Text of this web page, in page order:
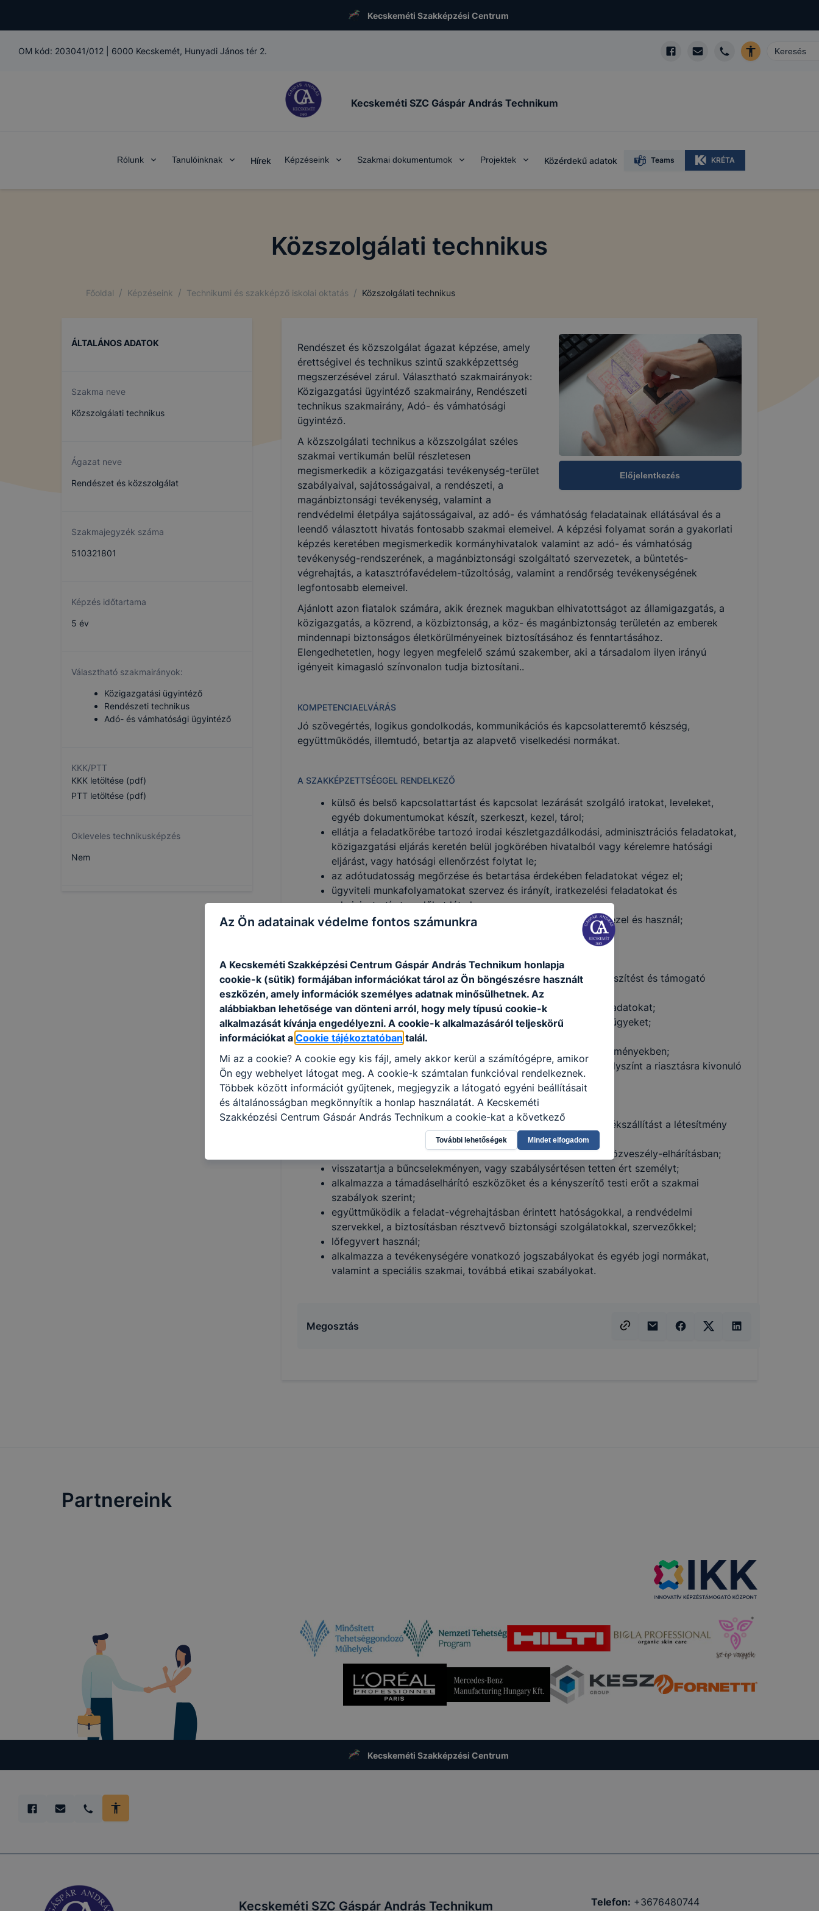
Kecskeméti Szakképzési Centrum
OM kód: 203041/012 6000 Kecskemét, Hunyadi János tér 2.
Kecskeméti SZC Gáspár András Technikum
Rólunk Tanulóinknak Hírek Képzéseink Szakmai dokumentumok Projektek Közérdekű adatok Teams KRÉTA
Közszolgálati technikus
Főoldal / Képzéseink / Technikumi és szakképző iskolai oktatás / Közszolgálati technikus
ÁLTALÁNOS ADATOK
Szakma neve
Közszolgálati technikus
Ágazat neve
Rendészet és közszolgálat
Szakmajegyzék száma
510321801
Képzés időtartama
5 év
Választható szakmairányok:
Közigazgatási ügyintéző
Rendészeti technikus
Adó- és vámhatósági ügyintéző
KKK/PTT
KKK letöltése (pdf)
PTT letöltése (pdf)
Okleveles technikusképzés
Nem
Előjelentkezés
Rendészet és közszolgálat ágazat képzése, amely
érettségivel és technikus szintű szakképzettség
megszerzésével zárul. Választható szakmairányok:
Közigazgatási ügyintéző szakmairány, Rendészeti
technikus szakmairány, Adó- és vámhatósági
ügyintéző.
A közszolgálati technikus a közszolgálat széles
szakmai vertikumán belül részletesen
megismerkedik a közigazgatási tevékenység-terület
szabályaival, sajátosságaival, a rendészeti, a
magánbiztonsági tevékenység, valamint a
rendvédelmi életpálya sajátosságaival, az adó- és vámhatóság feladatainak ellátásával és a
leendő választott hivatás fontosabb szakmai elemeivel. A képzési folyamat során a gyakorlati
képzés keretében megismerkedik kormányhivatalok valamint az adó- és vámhatóság
tevékenység-rendszerének, a magánbiztonsági szolgáltató szervezetek, a büntetés-
végrehajtás, a katasztrófavédelem-tűzoltóság, valamint a rendőrség tevékenységének
legfontosabb elemeivel.
Ajánlott azon fiatalok számára, akik éreznek magukban elhivatottságot az államigazgatás, a
közigazgatás, a közrend, a közbiztonság, a köz- és magánbiztonság területén az emberek
mindennapi biztonságos életkörülményeinek biztosításához és fenntartásához.
Elengedhetetlen, hogy legyen megfelelő számú szakember, aki a társadalom ilyen irányú
igényeit kimagasló színvonalon tudja biztosítani..
KOMPETENCIAELVÁRÁS
Jó szövegértés, logikus gondolkodás, kommunikációs és kapcsolatteremtő készség,
együttműködés, illemtudó, betartja az alapvető viselkedési normákat.
A SZAKKÉPZETTSÉGGEL RENDELKEZŐ
­külső és belső kapcsolattartást és kapcsolat lezárását szolgáló iratokat, leveleket,
egyéb dokumentumokat készít, szerkeszt, kezel, tárol;
ellátja a feladatkörébe tartozó irodai készletgazdálkodási, adminisztrációs feladatokat,
közigazgatási eljárás keretén belül jogkörében hivatalból vagy kérelemre hatósági
eljárást, vagy hatósági ellenőrzést folytat le;
­az adótudatosság megőrzése és betartása érdekében feladatokat végez el;
­ügyviteli munkafolyamatokat szervez és irányít, iratkezelési feladatokat és
adminisztratív teendőket lát el;
­irodatechnikai, információs és kommunikációs eszközöket kezel és használ;
tájékoztatást ad, adatszolgáltatást végez szóban és írásban;
feladatkörébe tartozó közigazgatási ügyekben döntés-előkészítést és támogató
feladatokat végez;
ellátja a munkakörébe tartozó ügycsoporttal összefüggő feladatokat;
önállóan végzi a hatáskörébe tartozó közigazgatási eljárási ügyeket;
kezeli a felmerülő ügyfél konﬂiktusokat;
őrzési tevékenységet végez különböző védelmi szintű létesítményekben;
ellátja a belső és a közterületi járőrszolgálatot, ellenőrzi a helyszínt a riasztásra kivonuló
biztonsági szolgálat tagjaként;
a megbízó írásbeli utasítása alapján információt gyűjt;
ellenőrzi a közterületeket;
szállítmánykísérési feladatokat végez, biztosítja a pénz-, értékszállítást a létesítmény
intézkedik rendkívüli eseményekkor, szükséghelyzetekben, közveszély-elhárításban;
visszatartja a bűncselekményen, vagy szabálysértésen tetten ért személyt;
alkalmazza a támadáselhárító eszközöket és a kényszerítő testi erőt a szakmai
szabályok szerint;
együttműködik a feladat-végrehajtásban érintett hatóságokkal, a rendvédelmi
szervekkel, a biztosításban résztvevő biztonsági szolgálatokkal, szervezőkkel;
lőfegyvert használ;
alkalmazza a tevékenységére vonatkozó jogszabályokat és egyéb jogi normákat,
valamint a speciális szakmai, továbbá etikai szabályokat.
Megosztás
Partnereink
Kecskeméti Szakképzési Centrum
Kecskeméti SZC Gáspár András Technikum Telefon: +3676480744
Az Ön adatainak védelme fontos számunkra
A Kecskeméti Szakképzési Centrum Gáspár András Technikum honlapja
cookie-k (sütik) formájában információkat tárol az Ön böngészésre használt
eszközén, amely információk személyes adatnak minősülhetnek. Az
alábbiakban lehetősége van dönteni arról, hogy mely típusú cookie-k
alkalmazását kívánja engedélyezni. A cookie-k alkalmazásáról teljeskörű
információkat a Cookie tájékoztatóban talál.
Mi az a cookie? A cookie egy kis fájl, amely akkor kerül a számítógépre, amikor
Ön egy webhelyet látogat meg. A cookie-k számtalan funkcióval rendelkeznek.
Többek között információt gyűjtenek, megjegyzik a látogató egyéni beállításait
és általánosságban megkönnyítik a honlap használatát. A Kecskeméti
Szakképzési Centrum Gáspár András Technikum a cookie-kat a következő
célokból használja: információ gyűjtése azzal kapcsolatban, hogyan használja Ön
a honlapot -annak felmérésével, hogy a honlap melyik részeit látogatja, vagy
használja leginkább, így megtudhatjuk, hogyan biztosítsunk Önnek még jobb
felhasználói élményt, ha ismét meglátogatja oldalunkat, honlap fejlesztése.
Hogyan ellenőrizheti és hogyan tudja kikapcsolni a cookie-kat? Minden modern
böngésző engedélyezi a cookie-k beállításának a változtatását. A legtöbb
böngésző alapértelmezettként automatikusan elfogadja a cookie-kat, de ezek
általában megváltoztathatók. Felhívjuk figyelmét, hogy mivel a cookie-k célja
honlapunk használhatóságának és folyamatainak megkönnyítése vagy lehetővé
tétele, a cookie-k alkalmazásának megakadályozása vagy törlése által
előfordulhat, hogy felhasználóink nem lesznek képesek honlapunk funkcióinak
További lehetőségek Mindet elfogadom